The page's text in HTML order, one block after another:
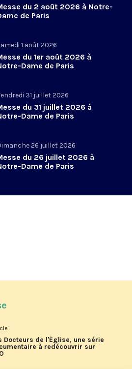
du 2 août 2026 à Notre-
de Paris
1 août 2026
du 1er août 2026 à
Dame de Paris
31 juillet 2026
du 31 juillet 2026 à
Dame de Paris
26 juillet 2026
du 26 juillet 2026 à
Dame de Paris
Docteurs de l'Église, une série
à redécouvrir sur